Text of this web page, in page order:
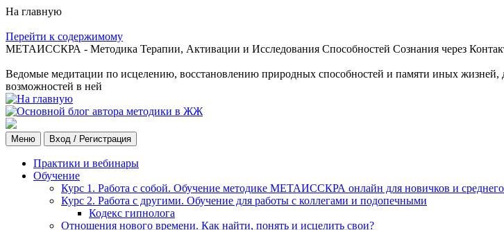
На главную
Перейти к содержимому
МЕТАИССКРА - Методика Терапии, Активации и Исследования Способностей Сознания через
Ведомые медитации по исцелению, восстановлению природных способностей и памяти иных жизней,
возможностей в ней
Меню Вход / Регистрация
Практики и вебинары
Обучение
Курс 1. Работа с собой. Обучение методике МЕТАИССКРА онлайн для новичков и
Курс 2. Работа с другими. Обучение для работы с коллегами и подопечными
Кодекс гипнолога
Отношения нового времени. Как найти, понять и исцелить свои?